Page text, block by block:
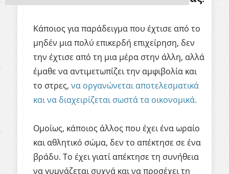
Κάποιος για παράδειγμα που έχτισε από το
μηδέν μια πολύ επικερδή επιχείρηση, δεν
την έχτισε από τη μια μέρα στην άλλη, αλλά
έμαθε να αντιμετωπίζει την αμφιβολία και
το στρες, να οργανώνεται αποτελεσματικά
και να διαχειρίζεται σωστά τα οικονομικά.
Ομοίως, κάποιος άλλος που έχει ένα ωραίο
και αθλητικό σώμα, δεν το απέκτησε σε ένα
βράδυ. Το έχει γιατί απέκτησε τη συνήθεια
να γυμνάζεται συχνά και να προσέχει τη